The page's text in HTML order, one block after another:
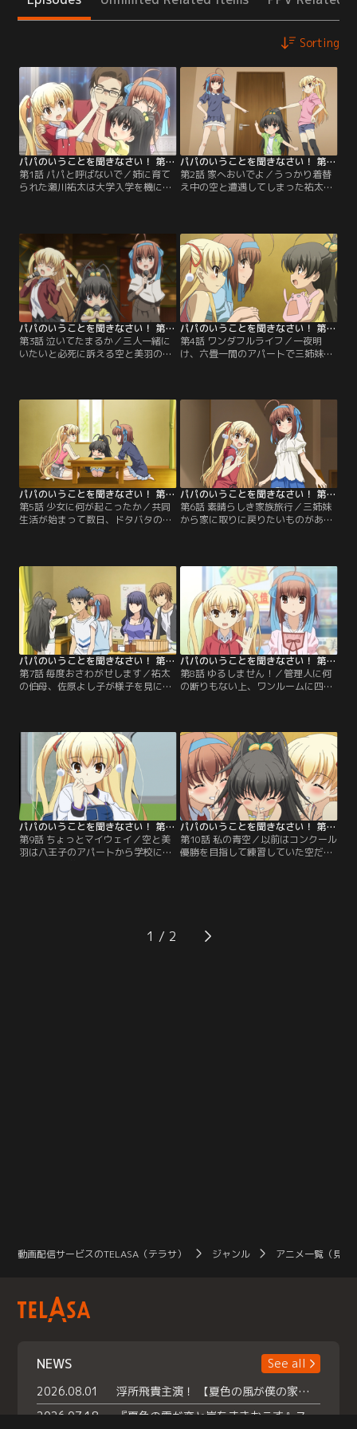
Sorting
パパのいうことを聞きなさい！ 第01話
第1話 パパと呼ばないで／姉に育て
られた瀬川祐太は大学入学を機に、
り合う。少し変なところはあるもの
の、文武両道、眉目秀麗な莱香に惹
かれた祐太はロ研に入部しようと決
心する。そんな時、姉の祐理から遊
びにくるように連絡が入るのだ
が…。【提供：バンダイチャンネ
ル】
パパのいうことを聞きなさい！ 第02話
第2話 家へおいでよ／うっかり着替
え中の空と遭遇してしまった祐太
てくれた昼食を一緒に食べたりする
うちに、空と打ち解けるようになっ
ていく。やがて夕方になり、姉夫婦
が帰宅。そんな中、姉の祐理からさ
らなるお願いが飛び出して…。【提
供：バンダイチャンネル】
パパのいうことを聞きなさい！ 第03話
第3話 泣いてたまるか／三人一緒に
いたいと必死に訴える空と美羽の姿
し、連れて帰ろうとする。道中、昼
食をとろうと入ったカラオケ店で仁
村と遭遇。なぜ子供を連れているの
か問いつめられているところに父方
の伯母から電話がかかってきて…。
【提供：バンダイチャンネル】
パパのいうことを聞きなさい！ 第04話
第4話 ワンダフルライフ／一夜明
け、六畳一間のアパートで三姉妹と
ってくれる存在ができたことにじん
わりと喜びをかみしめるのだった。
一方、留守番をする空と美羽とひな
は、部屋が可愛くない、ときめきが
足りないとリフォームに取りかか
り…。【提供：バンダイチャンネ
パパのいうことを聞きなさい！ 第05話
第5話 少女に何が起こったか／共同
生活が始まって数日、ドタバタの
に出ると相手はロ研の会長である佐
古俊太郎で、日払いのいいバイトを
紹介するというものだった。早く知
らせようと空が祐太のバイト先であ
るファミレスへ届けることになるの
だが…。【提供：バンダイチャンネ
ル】
パパのいうことを聞きなさい！ 第06話
第6話 素晴らしき家族旅行／三姉妹
から家に取りに戻りたいものがある
も合唱部の部長に声をかけられたた
めに、祐太はひなと二人で小鳥遊家
へ向かう。美羽と空も遅れて到着
し、三姉妹が揃ったところで祐太は
荷物をまとめる手伝いを申し出る
が…。【提供：バンダイチャンネ
ル】
パパのいうことを聞きなさい！ 第07話
第7話 毎度おさわがせします／祐太
の伯母、佐原よし子が様子を見にや
心する祐太。すると今度はロ研の会
長、佐古が三姉妹に会わせろと迫っ
てきた。一度は断る祐太だが興味
深々の莱香に圧されるようにして仁
村たちを夕食へ招くことになってし
まい…。【提供：バンダイチャンネ
ル】
パパのいうことを聞きなさい！ 第08話
第8話 ゆるしません！／管理人に何
の断りもない上、ワンルームに四人
ったが、莱香からの助言もあり、仁
村や佐古にも物件探しを頼ること
に。さっそく紹介の電話をくれた仁
村に祐太が会いに行こうとすると、
空は自分も同行すると言い出す…。
【提供：バンダイチャンネル】
パパのいうことを聞きなさい！ 第09話
第9話 ちょっとマイウェイ／空と美
羽は八王子のアパートから学校に通
ローファーのつま先に穴が空いてし
まったのだ。それを見たクラスの女
パパのいうことを聞きなさい！ 第10話
第10話 私の青空／以前はコンクール
優勝を目指して練習していた空だ
かったりと、部活、勉強、家事が中
途半端になっていた。このままでい
1
動画配信サービスのTELASA（テラサ） ジャンル アニメ一覧（見放
NEWS
See all
2026.08.01
浮所飛貴主演！ 【夏色の風が僕の家にやってきた】 本日よりテラサで独占配信スタート！
2026.07.18
『夏色の雲が恋と嵐をまきおこす』スペシャルメイキング 【Part1】2026年７月18日（土）23時30分～配信スタート！話題のシーンの裏側を大公開！豪華キャスト大集合！ 『武宮家 真夏の家族会議』開催！